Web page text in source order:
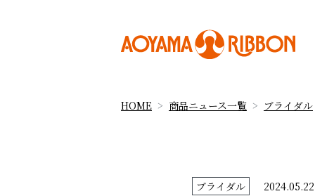
HOME 商品ニュース一覧 ブライダル
ブライダル 2024.05.22